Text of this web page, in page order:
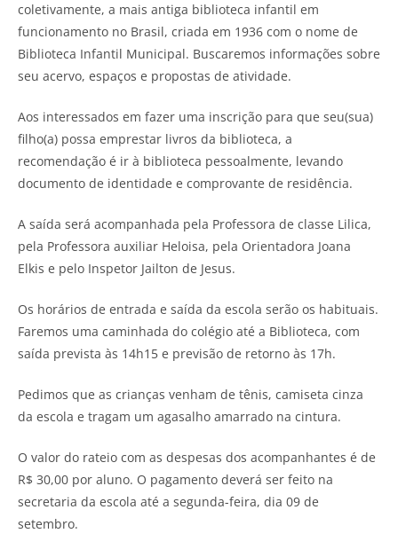
coletivamente, a mais antiga biblioteca infantil em
funcionamento no Brasil, criada em 1936 com o nome de
Biblioteca Infantil Municipal. Buscaremos informações sobre
seu acervo, espaços e propostas de atividade.
Aos interessados em fazer uma inscrição para que seu(sua)
filho(a) possa emprestar livros da biblioteca, a
recomendação é ir à biblioteca pessoalmente, levando
documento de identidade e comprovante de residência.
A saída será acompanhada pela Professora de classe Lilica,
pela Professora auxiliar Heloisa, pela Orientadora Joana
Elkis e pelo Inspetor Jailton de Jesus.
Os horários de entrada e saída da escola serão os habituais.
Faremos uma caminhada do colégio até a Biblioteca, com
saída prevista às 14h15 e previsão de retorno às 17h.
Pedimos que as crianças venham de tênis, camiseta cinza
da escola e tragam um agasalho amarrado na cintura.
O valor do rateio com as despesas dos acompanhantes é de
R$ 30,00 por aluno. O pagamento deverá ser feito na
secretaria da escola até a segunda-feira, dia 09 de
setembro.